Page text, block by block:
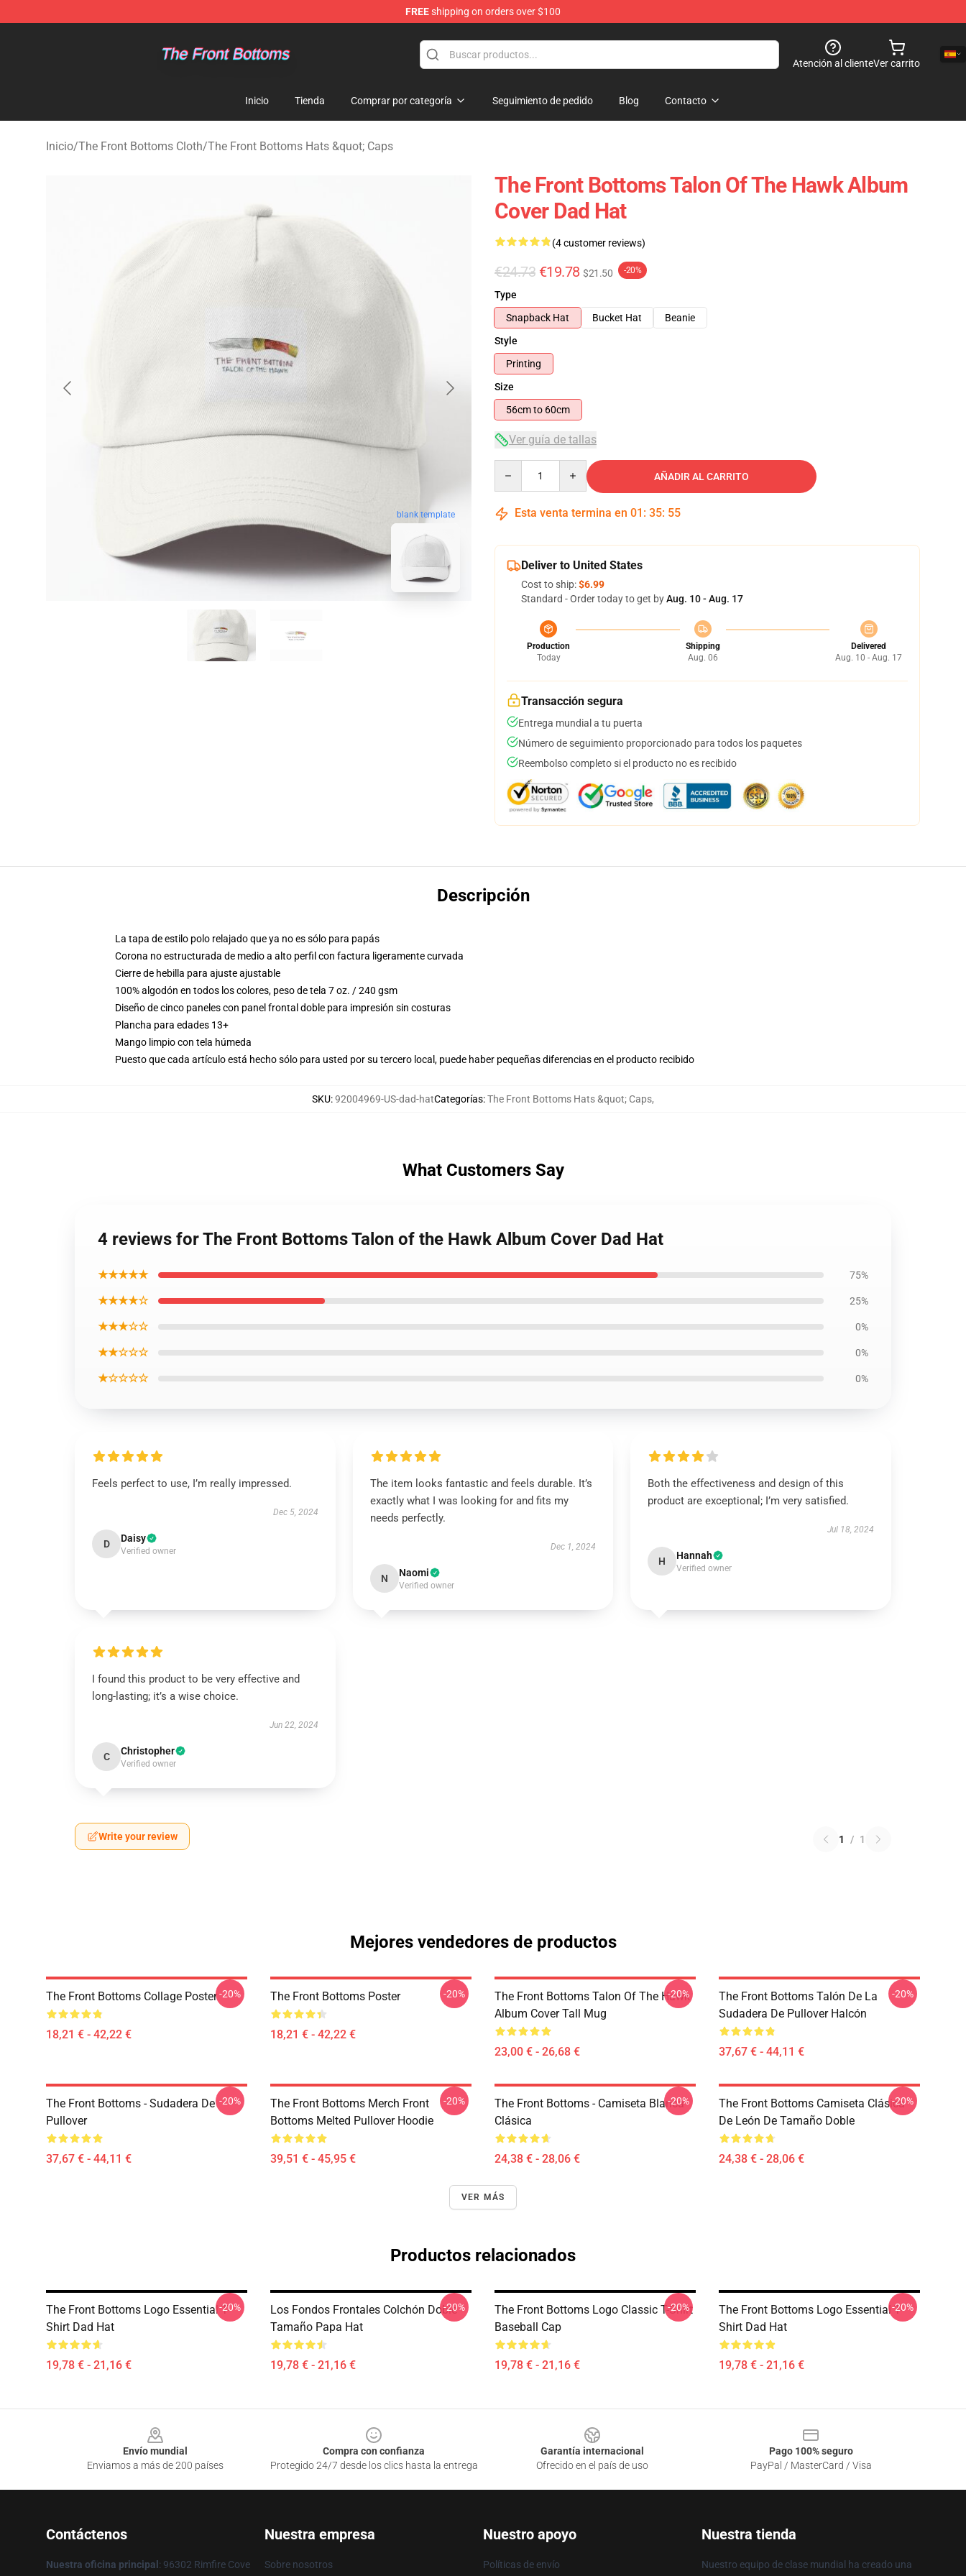
FREEshipping on orders over $100
Atención al clienteVer carrito
Inicio Tienda Comprar por categoría Seguimiento de pedido Blog Contacto
Inicio/The Front Bottoms Cloth/The Front Bottoms Hats &quot; Caps
blank template
The Front Bottoms Talon Of The Hawk Album
Cover Dad Hat
(4 customer reviews)
€24.73 €19.78 $21.50 -20%
Type
Snapback Hat
Bucket Hat
Beanie
Style
Printing
Size
56cm to 60cm
Ver guía de tallas
AÑADIR AL CARRITO
Esta venta termina en 01 : 35: 54
Deliver to United States
Cost to ship:$6.99
Standard - Order today to get byAug. 10 - Aug. 17
Production
Today
Shipping
Aug. 06
Delivered
Aug. 10 - Aug. 17
Transacción segura
Entrega mundial a tu puerta
Número de seguimiento proporcionado para todos los paquetes
Reembolso completo si el producto no es recibido
Descripción
La tapa de estilo polo relajado que ya no es sólo para papás
Corona no estructurada de medio a alto perfil con factura ligeramente curvada
Cierre de hebilla para ajuste ajustable
100% algodón en todos los colores, peso de tela 7 oz. / 240 gsm
Diseño de cinco paneles con panel frontal doble para impresión sin costuras
Plancha para edades 13+
Mango limpio con tela húmeda
Puesto que cada artículo está hecho sólo para usted por su tercero local, puede haber pequeñas diferencias en el producto recibido
SKU:92004969-US-dad-hatCategorías:The Front Bottoms Hats &quot; Caps,
What Customers Say
4 reviews for The Front Bottoms Talon of the Hawk Album Cover Dad Hat
★★★★★ 75%
★★★★☆ 25%
★★★☆☆ 0%
★★☆☆☆ 0%
★☆☆☆☆ 0%
Feels perfect to use, I’m really impressed.
Dec 5, 2024
D Daisy
Verified owner
The item looks fantastic and feels durable. It’s
exactly what I was looking for and fits my
needs perfectly.
Dec 1, 2024
N Naomi
Verified owner
Both the effectiveness and design of this
product are exceptional; I’m very satisfied.
Jul 18, 2024
H Hannah
Verified owner
I found this product to be very effective and
long-lasting; it’s a wise choice.
Jun 22, 2024
C Christopher
Verified owner
Write your review 1 / 1
Mejores vendedores de productos
The Front Bottoms Collage Poster
18,21 € - 42,22 €
-20% The Front Bottoms Poster
18,21 € - 42,22 €
-20%
The Front Bottoms Talon Of The Hawk
Album Cover Tall Mug
23,00 € - 26,68 €
-20%
The Front Bottoms Talón De La
Sudadera De Pullover Halcón
37,67 € - 44,11 €
-20%
The Front Bottoms - Sudadera De
Pullover
37,67 € - 44,11 €
-20%
The Front Bottoms Merch Front
Bottoms Melted Pullover Hoodie
39,51 € - 45,95 €
-20%
The Front Bottoms - Camiseta Blanca
Clásica
24,38 € - 28,06 €
-20%
The Front Bottoms Camiseta Clásica
De León De Tamaño Doble
24,38 € - 28,06 €
-20%
VER MÁS
Productos relacionados
The Front Bottoms Logo Essential T-
Shirt Dad Hat
19,78 € - 21,16 €
-20%
Los Fondos Frontales Colchón Doble
Tamaño Papa Hat
19,78 € - 21,16 €
-20%
The Front Bottoms Logo Classic T-Shirt
Baseball Cap
19,78 € - 21,16 €
-20%
The Front Bottoms Logo Essential T-
Shirt Dad Hat
19,78 € - 21,16 €
-20%
Envío mundial
Enviamos a más de 200 países
Compra con confianza
Protegido 24/7 desde los clics hasta la entrega
Garantía internacional
Ofrecido en el país de uso
Pago 100% seguro
PayPal / MasterCard / Visa
Contáctenos
Nuestra oficina principal : 96302 Rimfire Cove
Nuestra empresa
Sobre nosotros
Nuestro apoyo
Políticas de envío
Nuestra tienda
Nuestro equipo de clase mundial ha creado una